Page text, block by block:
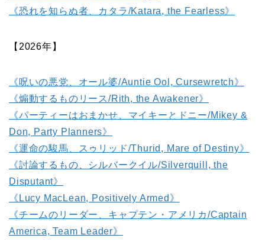
《恐れを知らぬ者、カタラ/Katara, the Fearless》
【2026年】
《呪いの悪党、オール婆/Auntie Ool, Cursewretch》
《煽動するものリース/Rith, the Awakener》
《パーティーはおまかせ、マイキーとドニー/Mikey &
Don, Party Planners》
《運命の駿馬、スゥリッド/Thurid, Mare of Destiny》
《討論するもの、シルバークイル/Silverquill, the
Disputant》
《Lucy MacLean, Positively Armed》
《チームのリーダー、キャプテン・アメリカ/Captain
America, Team Leader》